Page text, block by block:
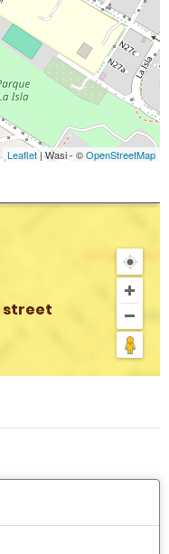
Leaflet| Wasi - ©OpenStreetMap
street